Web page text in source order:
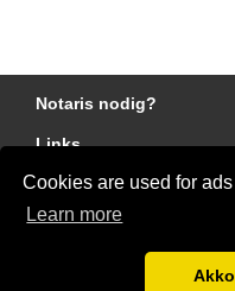
Cookies are used for
Learn more
Notaris nodig?
Links
Gratis Stoffeerder
Disclaimer